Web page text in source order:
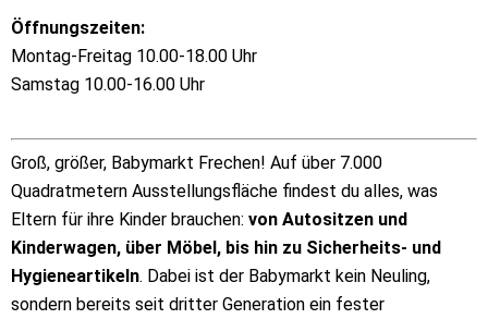
Öffnungszeiten:
Montag-Freitag 10.00-18.00 Uhr
Samstag 10.00-16.00 Uhr
Groß, größer, Babymarkt Frechen! Auf über 7.000
Quadratmetern Ausstellungsfläche findest du alles, was
Eltern für ihre Kinder brauchen: von Autositzen und
Kinderwagen, über Möbel, bis hin zu Sicherheits- und
Hygieneartikeln. Dabei ist der Babymarkt kein Neuling,
sondern bereits seit dritter Generation ein fester